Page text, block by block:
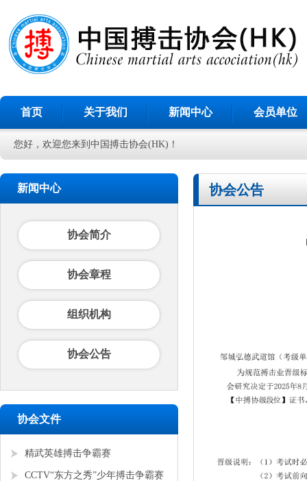
首页 关于我们 新闻中心 会员单位
您好，欢迎您来到中国搏击协会(HK)！
新闻中心
协会简介
协会章程
组织机构
协会公告
协会文件
精武英雄搏击争霸赛
CCTV“东方之秀”少年搏击争霸赛
协会公告